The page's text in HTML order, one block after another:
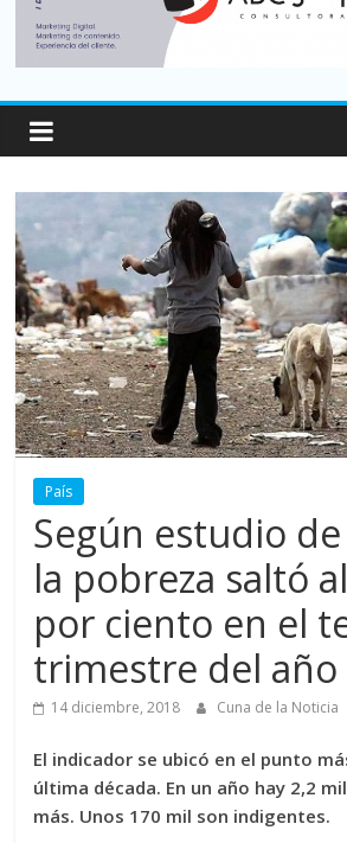
País
Según estudio de
la pobreza saltó
por ciento en el
trimestre del año
14 diciembre, 2018 Cuna de la Noticia
El indicador se ubicó en el punto
última década. En un año hay 2,2
más. Unos 170 mil son indigentes.